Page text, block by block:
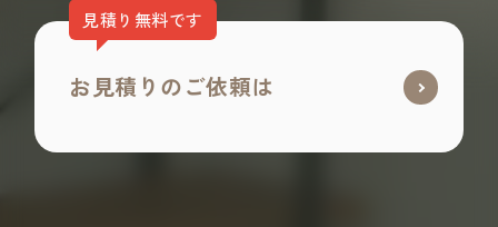
見積り無料です
お見積りのご依頼は